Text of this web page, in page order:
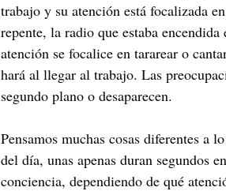
trabajo y su atención está focalizada
repente, la radio que estaba
atención se focalice en tararear o
hará al llegar al trabajo. Las
segundo plano o desaparecen.
Pensamos muchas cosas diferentes a
del día, unas apenas duran segundos
conciencia, dependiendo de qué